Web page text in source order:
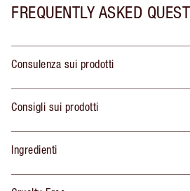
FREQUENTLY ASKED
Consulenza sui prodotti
Consigli sui prodotti
Ingredienti